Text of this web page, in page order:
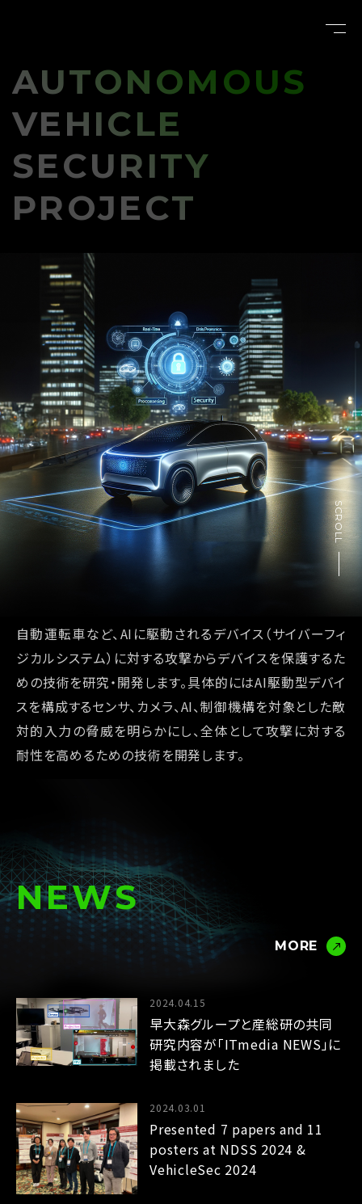
AUTONOMOUS
VEHICLE
SECURITY
PROJECT
SCROLL
自動運転車など、AIに駆動されるデバイス（サイバーフィ
ジカルシステム）に対する攻撃からデバイスを保護するた
めの技術を研究・開発します。具体的にはAI駆動型デバイ
スを構成するセンサ、カメラ、AI、制御機構を対象とした敵
対的入力の脅威を明らかにし、全体として攻撃に対する
耐性を高めるための技術を開発します。
NEWS
MORE
2024.04.15
早大森グループと産総研の共同
研究内容が「ITmedia NEWS」に
掲載されました
2024.03.01
Presented 7 papers and 11
posters at NDSS 2024 &
VehicleSec 2024
PROJECTS
PUBLICATIONS
MEMBER
CONTACT
EN JP